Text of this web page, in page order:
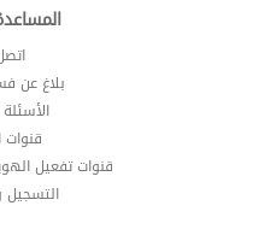
بلاغ عن
قنوات
قنوات تفعيل
التسجيل